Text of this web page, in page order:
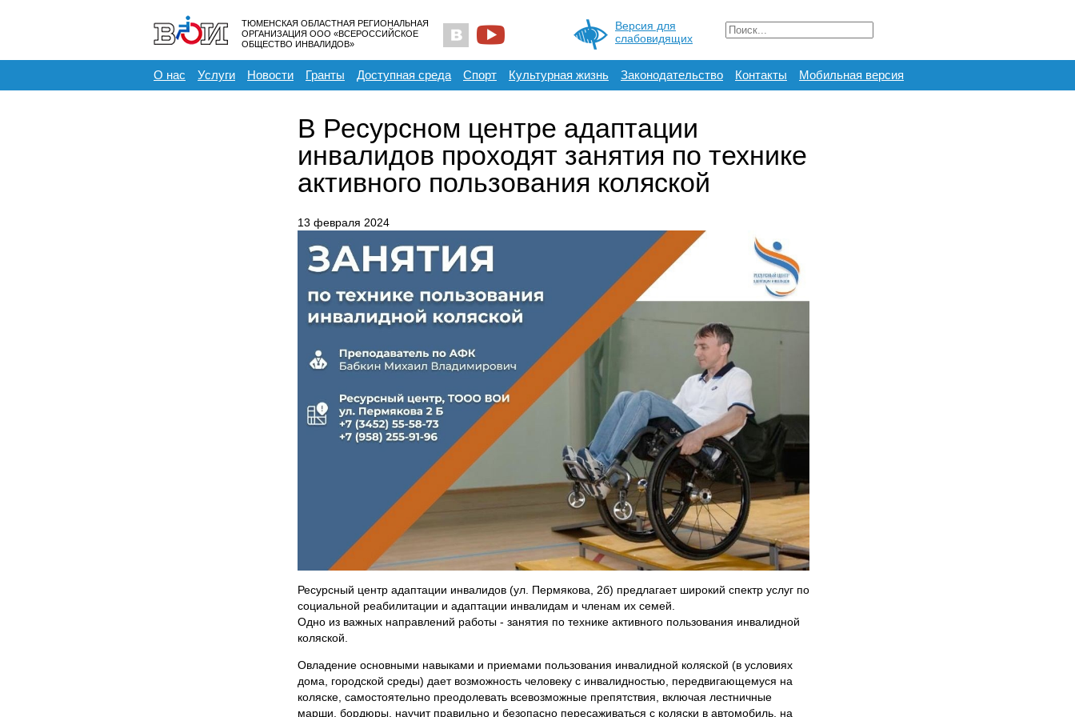
ТЮМЕНСКАЯ ОБЛАСТНАЯ РЕГИОНАЛЬНАЯ
ОРГАНИЗАЦИЯ ООО «ВСЕРОССИЙСКОЕ
ОБЩЕСТВО ИНВАЛИДОВ»
Версия для
слабовидящих
О нас Услуги Новости Гранты Доступная среда Спорт Культурная жизнь Законодательство Контакты Мобильная версия
В Ресурсном центре адаптации
инвалидов проходят занятия по технике
активного пользования коляской
13 февраля 2024
Ресурсный центр адаптации инвалидов (ул. Пермякова, 2б) предлагает широкий спектр услуг по
социальной реабилитации и адаптации инвалидам и членам их семей.
Одно из важных направлений работы - занятия по технике активного пользования инвалидной
коляской.
Овладение основными навыками и приемами пользования инвалидной коляской (в условиях
дома, городской среды) дает возможность человеку с инвалидностью, передвигающемуся на
коляске, самостоятельно преодолевать всевозможные препятствия, включая лестничные
марши, бордюры, научит правильно и безопасно пересаживаться с коляски в автомобиль, на